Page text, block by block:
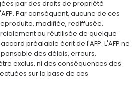
par des droits de propriété
Par conséquent, aucune de ces
modifiée, rediffusée,
ou réutilisée de quelque
préalable écrit de l'AFP. L'AFP ne
des délais, erreurs,
exclus, ni des conséquences des
sur la base de ces